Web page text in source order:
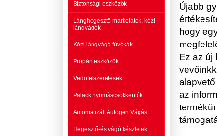
Biztonsági eszközök
Lánghegesztő markolatok, kézi
lángvágók
Kézi lángvágó fúvókák
Propán eszközök
Védőfelszerelések
Palack nyomáscsökkentők
Automatizált Autogén Vágás
Hegesztő-és vágó készletek
Újabb
hogy
Ez az új
az